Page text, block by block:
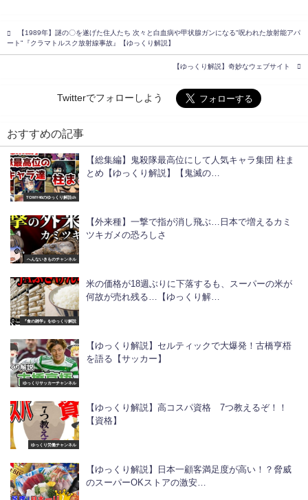
【1989年】謎の〇を遂げた住人たち 次々と白血病や甲状腺ガンになる"呪われた放射能アパ
ート"『クラマトルスク放射線事故』【ゆっくり解説】
【ゆっくり解説】奇妙なウェブサイト
Twitterでフォローしよう
おすすめの記事
TOMY46のゆっくり解説ch
【総集編】鬼殺隊最高位にして人気キャラ集団 柱ま
とめ【ゆっくり解説】【鬼滅の…
へんないきものチャンネル
【外来種】一撃で指が消し飛ぶ…日本で増えるカミ
ツキガメの恐ろしさ
『食の雑学』をゆっくり解説
米の価格が18週ぶりに下落するも、スーパーの米が
何故が売れ残る…【ゆっくり解…
ゆっくりサッカーチャンネル
【ゆっくり解説】セルティックで大爆発！古橋亨梧
を語る【サッカー】
ゆっくり労働チャンネル
【ゆっくり解説】高コスパ資格 7つ教えるぞ！！
【資格】
【ゆっくり解説】日本一顧客満足度が高い！？脅威
のスーパーOKストアの激安…